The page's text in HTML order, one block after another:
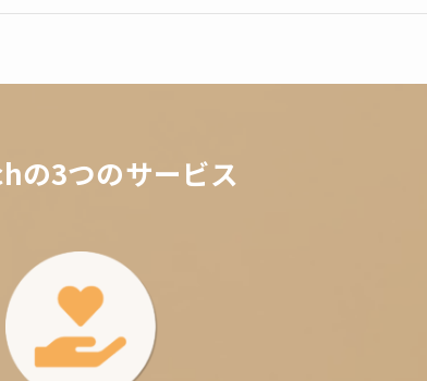
の3つのサービス